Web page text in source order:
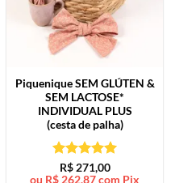
Piquenique SEM GLÚTEN &
SEM LACTOSE*
INDIVIDUAL PLUS
(cesta de palha)
Avaliação5
de 5
R$271,00
ou R$ 262,87com Pix